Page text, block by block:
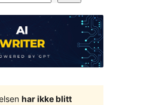
har ikke blitt